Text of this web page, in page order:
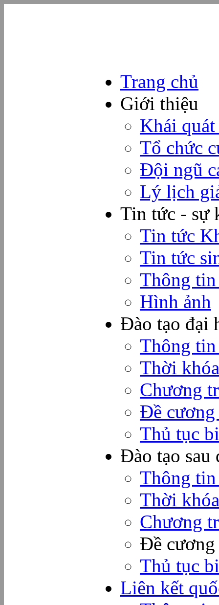
Trang chủ
Giới thiệu
Khái
Tổ chức
Đội ngũ
Lý lịch
Tin tức - sự
Tin tức
Tin tức
Thông
Hình ảnh
Đào tạo đại
Thông tin
Thời
Chương
Đề
Thủ tục
Đào tạo sau
Thông tin
Thời
Chương
Đề
Thủ tục
Liên kết